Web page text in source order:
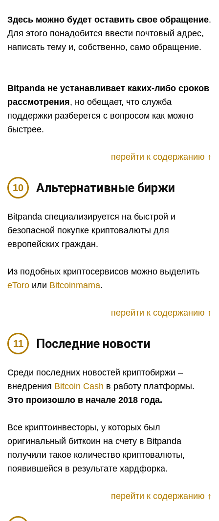
Здесь можно будет оставить свое обращение.
Для этого понадобится ввести почтовый адрес,
написать тему и, собственно, само обращение.
Bitpanda не устанавливает каких-либо сроков
рассмотрения, но обещает, что служба
поддержки разберется с вопросом как можно
быстрее.
перейти к содержанию ↑
Альтернативные биржи
Bitpanda специализируется на быстрой и
безопасной покупке криптовалюты для
европейских граждан.
Из подобных криптосервисов можно выделить
eToro или Bitcoinmama.
перейти к содержанию ↑
Последние новости
Среди последних новостей криптобиржи –
внедрения Bitcoin Cash в работу платформы.
Это произошло в начале 2018 года.
Все криптоинвесторы, у которых был
оригинальный биткоин на счету в Bitpanda
получили такое количество криптовалюты,
появившейся в результате хардфорка.
перейти к содержанию ↑